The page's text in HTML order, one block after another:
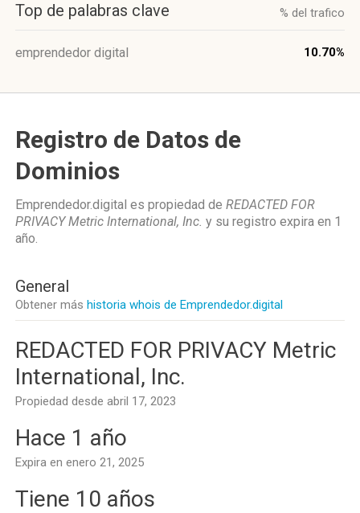
Top de palabras clave % del trafico
emprendedor digital 10.70%
Registro de Datos de
Dominios
Emprendedor.digital es propiedad de REDACTED FOR
PRIVACY Metric International, Inc. y su registro expira en 1
año.
General
Obtener más historia whois de Emprendedor.digital
REDACTED FOR PRIVACY Metric
International, Inc.
Propiedad desde abril 17, 2023
Hace 1 año
Expira en enero 21, 2025
Tiene 10 años